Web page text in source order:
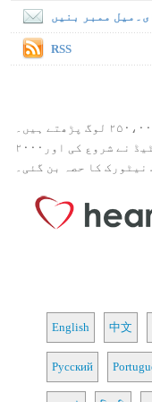
ممبر بنیں
RSS
آج کی آیت موجودہ دور میں ہر مہنے میں ۲۵۰،۰۰۰ لوگ پڑھتے ہیں۔
ورس آف دا ڈے ڈاٹ کام ۱۹۹۸ میں بین سٹیڈ نے شروع کی اور۲۰۰۰
نیٹورک کا حصہ بن گئی۔
English 中文
Русский